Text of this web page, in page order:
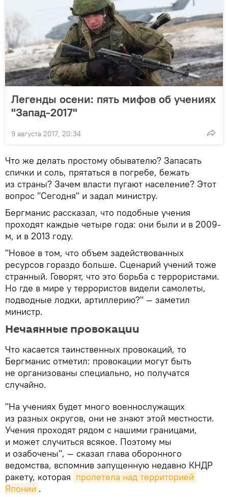
Легенды осени: пять мифов об учениях
"Запад-2017"
9 августа 2017, 20:34
Что же делать простому обывателю? Запасать
спички и соль, прятаться в погребе, бежать
из страны? Зачем власти пугают население? Этот
вопрос "Сегодня" и задал министру.
Бергманис рассказал, что подобные учения
проходят каждые четыре года: они были и в 2009-
м, и в 2013 году.
"Новое в том, что объем задействованных
ресурсов гораздо больше. Сценарий учений тоже
странный. Говорят, что это борьба с террористами.
Но где в мире у террористов видели самолеты,
подводные лодки, артиллерию?" — заметил
министр.
Нечаянные провокации
Что касается таинственных провокаций, то
Бергманис отметил: провокации могут быть
не организованы специально, но получатся
случайно.
"На учениях будет много военнослужащих
из разных округов, они не знают этой местности.
Учения проходят рядом с нашими границами,
и может случиться всякое. Поэтому мы
и озабочены", — сказал глава оборонного
ведомства, вспомнив запущенную недавно КНДР
ракету, которая пролетела над территорией
Японии .